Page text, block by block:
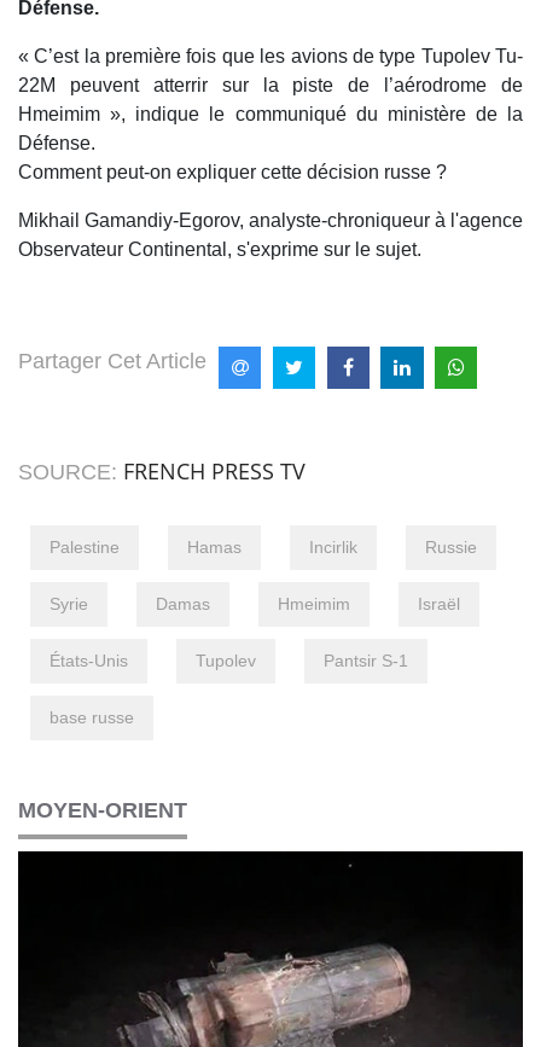
Défense.
« C’est la première fois que les avions de type Tupolev Tu-
22M peuvent atterrir sur la piste de l’aérodrome de
Hmeimim », indique le communiqué du ministère de la
Défense.
Comment peut-on expliquer cette décision russe ?
Mikhail Gamandiy-Egorov, analyste-chroniqueur à l'​agence
Observateur Continental, s'exprime sur le sujet.
Partager Cet Article
SOURCE: FRENCH PRESS TV
Palestine Hamas Incirlik Russie
Syrie Damas Hmeimim Israël
États-Unis Tupolev Pantsir S-1
base russe
MOYEN-ORIENT